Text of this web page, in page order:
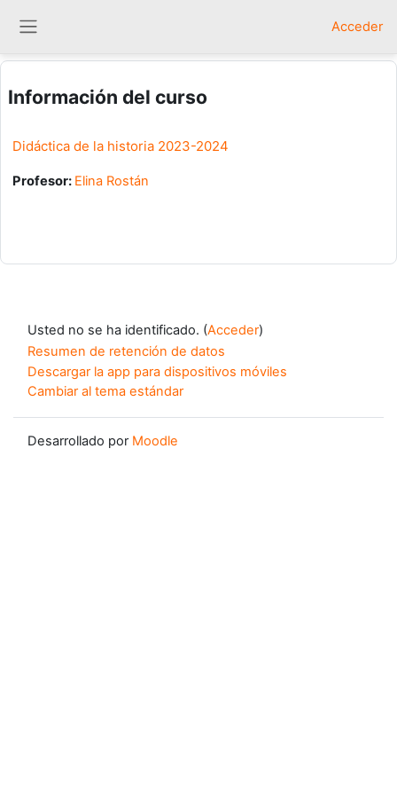
Acceder
Información del curso
Didáctica de la historia 2023-2024
Profesor: Elina Rostán
Usted no se ha identificado. (Acceder)
Resumen de retención de datos
Descargar la app para dispositivos móviles
Cambiar al tema estándar
Desarrollado por Moodle